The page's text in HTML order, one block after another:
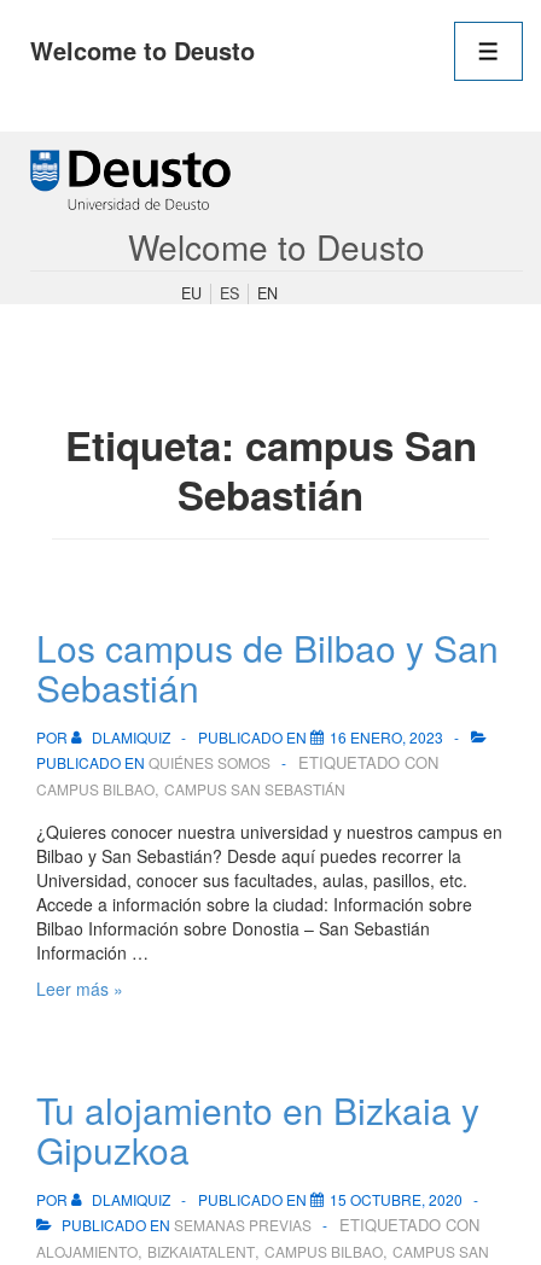
Welcome to Deusto
principal
Saltar
contenido
Welcome to Deusto
EU ES EN
Etiqueta: campus San
Sebastián
Los campus de Bilbao y San
Sebastián
POR DLAMIQUIZ PUBLICADO EN
16 ENERO, 2023
PUBLICADO EN QUIÉNES SOMOS ETIQUETADO CON
CAMPUS BILBAO, CAMPUS SAN SEBASTIÁN
¿Quieres conocer nuestra universidad y nuestros campus en
Bilbao y San Sebastián? Desde aquí puedes recorrer la
Universidad, conocer sus facultades, aulas, pasillos, etc.
Accede a información sobre la ciudad: Información sobre
Bilbao Información sobre Donostia – San Sebastián
Información …
Los
San
Sebastián
Leer más »
Tu alojamiento en Bizkaia y
Gipuzkoa
POR DLAMIQUIZ PUBLICADO EN
15 OCTUBRE, 2020
PUBLICADO EN SEMANAS PREVIAS ETIQUETADO CON
ALOJAMIENTO, BIZKAIATALENT, CAMPUS BILBAO, CAMPUS SAN